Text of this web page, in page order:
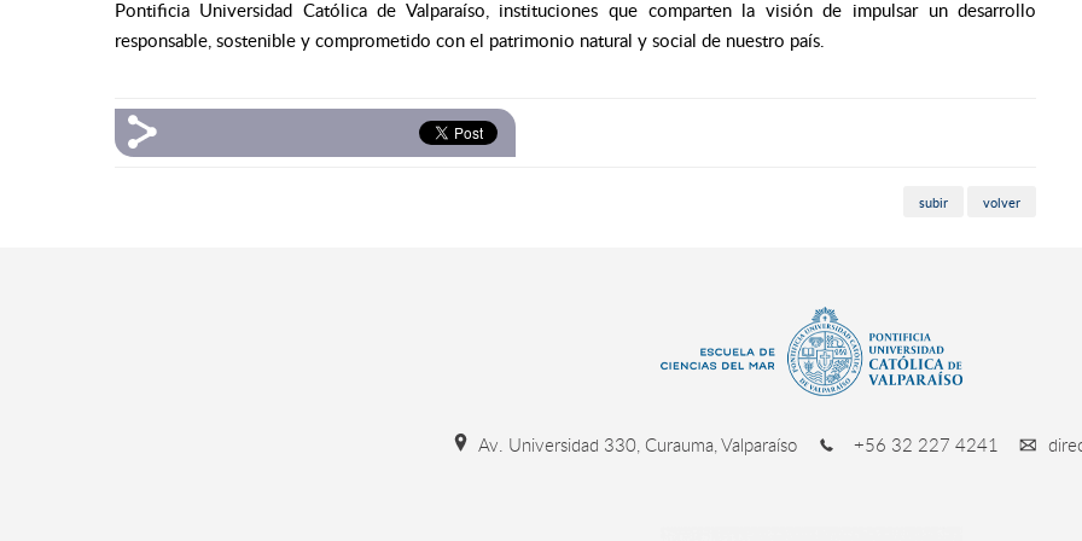
Pontificia Universidad Católica de Valparaíso, instituciones que comparten la visión de impulsar un desarrollo
responsable, sostenible y comprometido con el patrimonio natural y social de nuestro país.
subir volver
Av. Universidad 330, Curauma, Valparaíso +56 32 227 4241